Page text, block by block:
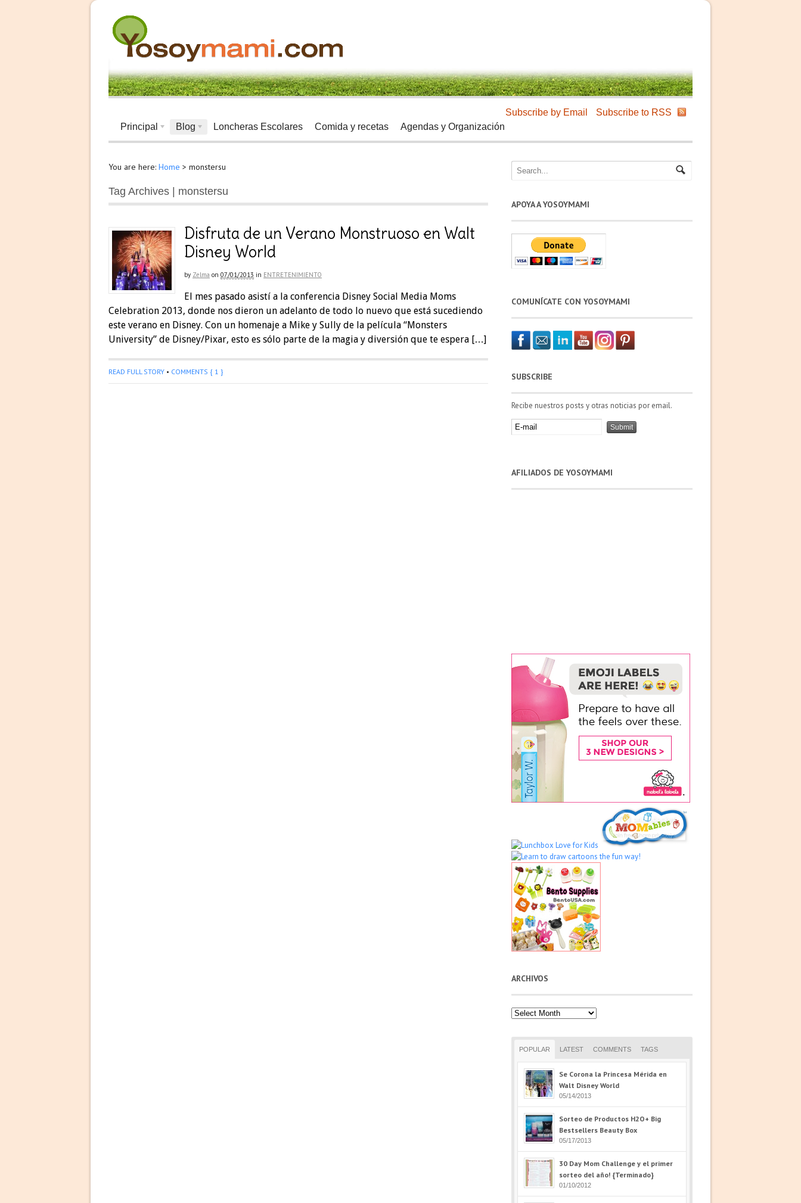
Subscribe by Email
Subscribe to RSS
Principal
Blog Loncheras Escolares Comida y recetas Agendas y Organización
You are here: Home > monstersu
Tag Archives | monstersu
Disfruta de un Verano Monstruoso en Walt
Disney World
by Zelma on 07/01/2013 in ENTRETENIMIENTO
El mes pasado asistí a la conferencia Disney Social Media Moms
Celebration 2013, donde nos dieron un adelanto de todo lo nuevo que está sucediendo
este verano en Disney. Con un homenaje a Mike y Sully de la película “Monsters
University” de Disney/Pixar, esto es sólo parte de la magia y diversión que te espera […]
READ FULL STORY • COMMENTS { 1 }
APOYA A YOSOYMAMI
COMUNÍCATE CON YOSOYMAMI
SUBSCRIBE
Recibe nuestros posts y otras noticias por email.
AFILIADOS DE YOSOYMAMI
ARCHIVOS
Archivos
POPULAR LATEST COMMENTS TAGS
Se Corona la Princesa Mérida en
Walt Disney World
05/14/2013
Sorteo de Productos H2O+ Big
Bestsellers Beauty Box
05/17/2013
30 Day Mom Challenge y el primer
sorteo del año! {Terminado}
01/10/2012